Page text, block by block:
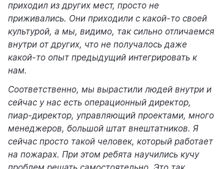
приходил из других мест, просто не
приживались. Они приходили с какой-то своей
культурой, а мы, видимо, так сильно отличаемся
внутри от других, что не получалось даже
какой-то опыт предыдущий интегрировать к
нам.
Соответственно, мы вырастили людей внутри и
сейчас у нас есть операционный директор,
пиар-директор, управляющий проектами, много
менеджеров, большой штат внештатников. Я
сейчас просто такой человек, который работает
на пожарах. При этом ребята научились кучу